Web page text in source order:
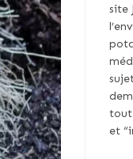
site
tout
et